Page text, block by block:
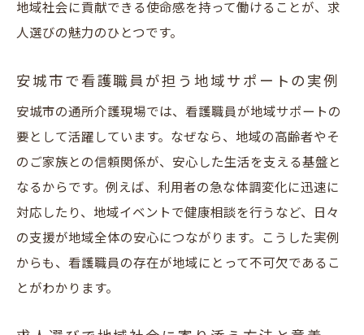
地域社会に貢献できる使命感を持って働けることが、求
人選びの魅力のひとつです。
安城市で看護職員が担う地域サポートの実例
安城市の通所介護現場では、看護職員が地域サポートの
要として活躍しています。なぜなら、地域の高齢者やそ
のご家族との信頼関係が、安心した生活を支える基盤と
なるからです。例えば、利用者の急な体調変化に迅速に
対応したり、地域イベントで健康相談を行うなど、日々
の支援が地域全体の安心につながります。こうした実例
からも、看護職員の存在が地域にとって不可欠であるこ
とがわかります。